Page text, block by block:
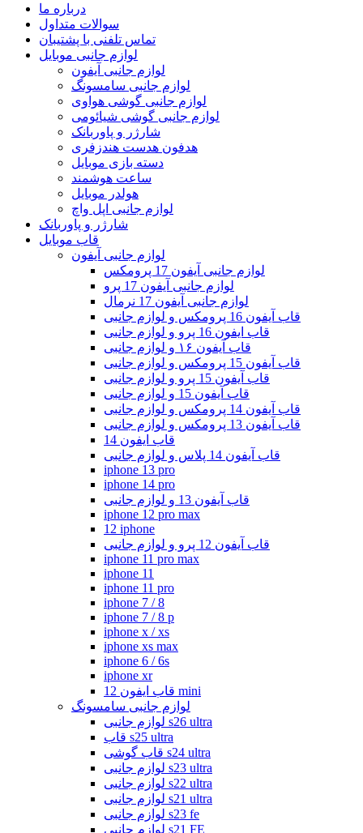
درباره ما
سوالات متداول
تماس تلفنی با پشتیبان
لوازم جانبی موبایل
لوازم جانبی آیفون
لوازم جانبی سامسونگ
لوازم جانبی گوشی هواوی
لوازم جانبی گوشی شیائومی
شارژر و پاوربانک
هدفون هدست هندزفری
دسته بازی موبایل
ساعت هوشمند
هولدر موبایل
لوازم جانبی اپل واچ
شارژر و پاوربانک
قاب موبایل
لوازم جانبی آیفون
لوازم جانبی آیفون 17 پرومکس
لوازم جانبی آیفون 17 پرو
لوازم جانبی آیفون 17 نرمال
قاب آیفون 16 پرومکس و لوازم جانبی
قاب ایفون 16 پرو و لوازم جانبی
قاب آیفون ۱۶ و لوازم جانبی
قاب آیفون 15 پرومکس و لوازم جانبی
قاب آیفون 15 پرو و لوازم جانبی
قاب آیفون 15 و لوازم جانبی
قاب آیفون 14 پرومکس و لوازم جانبی
قاب آیفون 13 پرومکس و لوازم جانبی
قاب ایفون 14
قاب آیفون 14 پلاس و لوازم جانبی
iphone 13 pro
iphone 14 pro
قاب آیفون 13 و لوازم جانبی
iphone 12 pro max
12 iphone
قاب آیفون 12 پرو و لوازم جانبی
iphone 11 pro max
iphone 11
iphone 11 pro
iphone 7 / 8
iphone 7 / 8 p
iphone x / xs
iphone xs max
iphone 6 / 6s
iphone xr
قاب ایفون 12 mini
لوازم جانبی سامسونگ
لوازم جانبی s26 ultra
قاب s25 ultra
قاب گوشی s24 ultra
لوازم جانبی s23 ultra
لوازم جانبی s22 ultra
لوازم جانبی s21 ultra
لوازم جانبی s23 fe
لوازم جانبی s21 FE